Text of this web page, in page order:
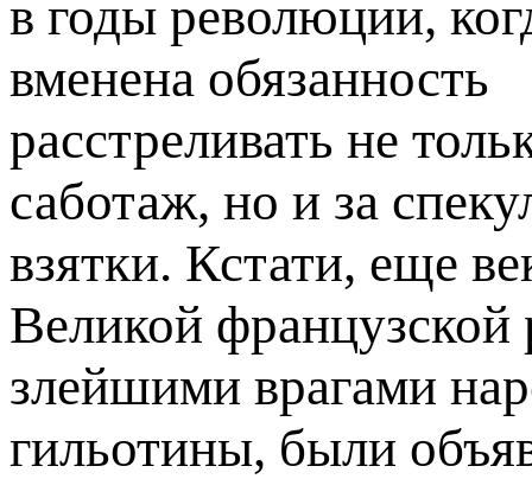
в годы революции,
вменена обязанность
расстреливать не
саботаж, но и за
взятки. Кстати, еще
Великой
злейшими врагами
гильотины, были